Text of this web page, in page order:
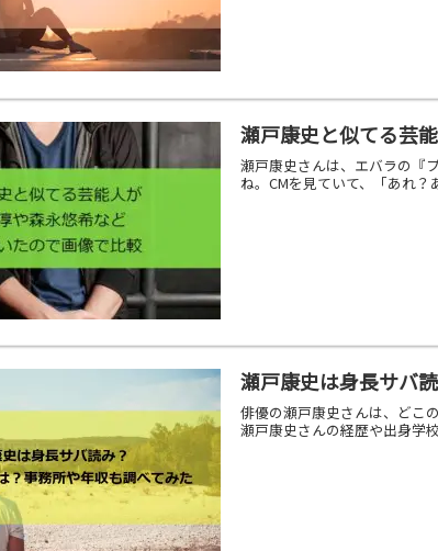
瀬戸康史と似てる芸
瀬戸康史さんは、エバラの『
ね。CMを見ていて、「あれ
瀬戸康史は身長サバ
俳優の瀬戸康史さんは、どこ
瀬戸康史さんの経歴や出身学